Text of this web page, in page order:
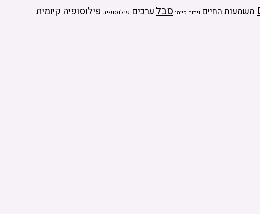
משמעות החיים ניתוח קיומי סבלערכים פילוסופיה פילוסופיה קיומית